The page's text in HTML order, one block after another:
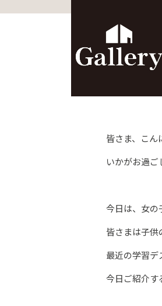
ブログ >子供部屋
子
皆さま、こ
いかがお過ご
今日は、女の
皆さまは子供
今日ご紹介す